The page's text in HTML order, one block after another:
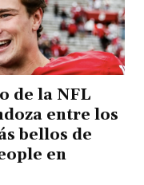
de la NFL
entre los
bellos de
en